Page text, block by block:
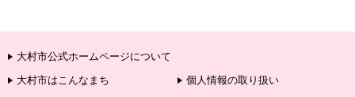
大村市公式ホームページについて
大村市はこんなまち
個人情報の取り扱い